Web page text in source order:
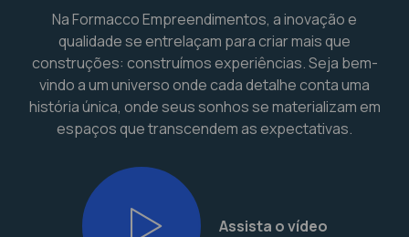
Na Formacco Empreendimentos, a inovação e
qualidade se entrelaçam para criar mais que
construções: construímos experiências. Seja bem-
vindo a um universo onde cada detalhe conta uma
história única, onde seus sonhos se materializam em
espaços que transcendem as expectativas.
Assista o vídeo